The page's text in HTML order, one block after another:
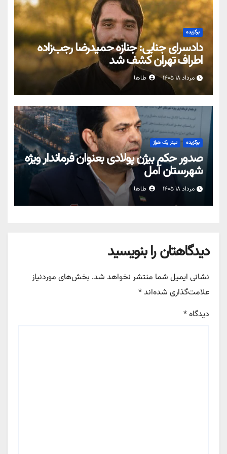
برگزیده
دادسرای جنایی: جنازه حمیدرضا رجب‌زاده
اطراف تهران کشف شد
مرداد ۱۸ ۱۴۰۵ طاها
برگزیده تیتر یک هراز
صدور حکم بیژن پولادی بعنوان فرماندار ویژه
شهرستان آمل
مرداد ۱۸ ۱۴۰۵ طاها
دیدگاهتان را بنویسید
نشانی ایمیل شما منتشر نخواهد شد. بخش‌های موردنیاز
علامت‌گذاری شده‌اند*
دیدگاه*